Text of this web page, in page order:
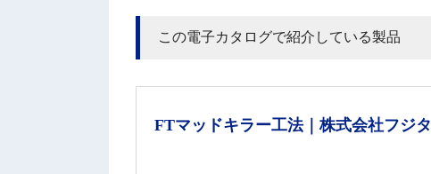
この電子カタログで紹介している製品
FTマッドキラー工法｜株式会社フジタ